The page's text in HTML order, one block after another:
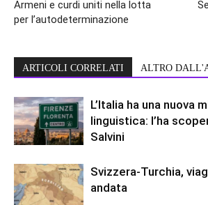
Armeni e curdi uniti nella lotta
per l’autodeterminazione
ARTICOLI CORRELATI ALTRO
L’Italia ha una nuova
linguistica: l’ha
Salvini
Svizzera-Turchia,
andata